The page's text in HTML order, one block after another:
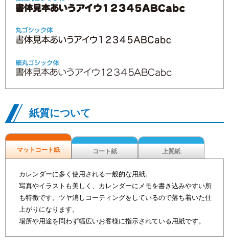
紙質について
マットコート紙 コート紙 上質紙
カレンダーに多く使用される一般的な用紙。
写真やイラストも美しく、カレンダーにメモを書き込みやすい所
も特徴です。ツヤ消しコーティングをしているので落ち着いた仕
上がりになります。
場所や用途を問わず幅広いお客様に指示されている用紙です。